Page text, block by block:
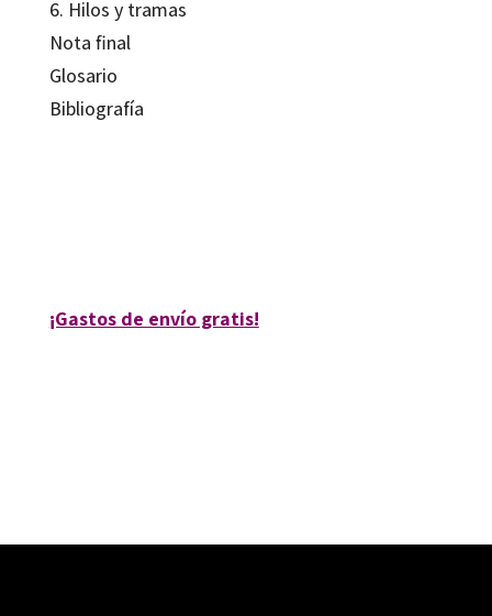
6. Hilos y tramas
Nota final
Glosario
Bibliografía
¡Gastos de envío gratis!